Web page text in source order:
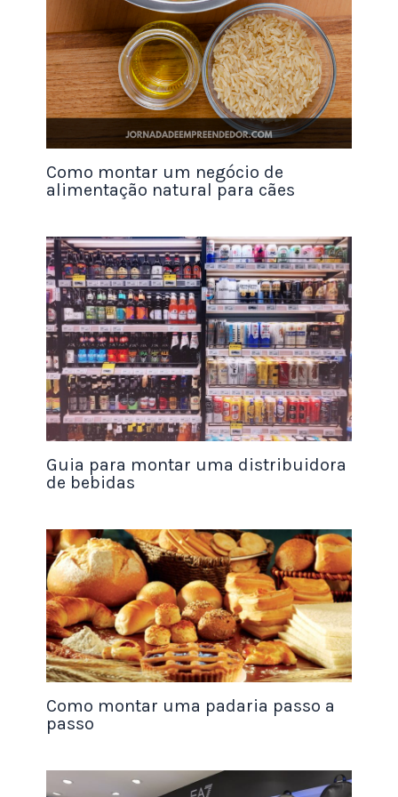
e outros equipamentos que possam ser úteis no
seu dia a dia.
Como escolher matérias-primas de qualidade
para produzir bolos incríveis?
Para escolher matérias-primas de qualidade, é
importante seguir algumas dicas, como optar por
marcas reconhecidas, verificar a data de validade,
profissionais e, se possível, experimentar os
produtos antes de adquiri-los. Além disso, é
importante ter fornecedores confiáveis e de
qualidade para garantir que seus bolos sempre
sejam incríveis.
Onde posso buscar treinamento para produzir
bolos?
Você pode buscar treinamento em escolas de
culinária, em cursos presenciais ou online, em
workshops e em outras oportunidades que
aperfeiçoamento em produção de bolos. Além
disso, é importante estar sempre buscando
novidades, tendências e inspirações para evoluir e
se tornar um profissional cada vez melhor.
Quais são as melhores estratégias de divulgação
As melhores estratégias de divulgação para uma
divulgação e venda, a participação em feiras e
Como montar um negócio de
alimentação natural para cães
Guia para montar uma distribuidora
de bebidas
Como montar uma padaria passo a
passo